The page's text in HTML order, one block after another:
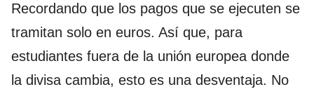
Recordando que los pagos que se ejecuten se
tramitan solo en euros. Así que, para
estudiantes fuera de la unión europea donde
la divisa cambia, esto es una desventaja. No